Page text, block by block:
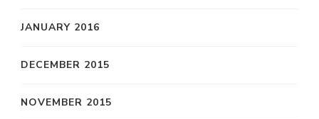
JANUARY 2016
DECEMBER 2015
NOVEMBER 2015